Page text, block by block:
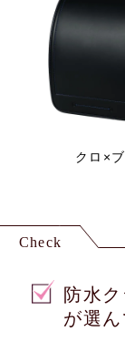
クロ×
Check
防水
が選ん